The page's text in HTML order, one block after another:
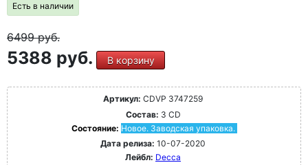
Есть в наличии
6499руб.
5388 руб. В корзину
Артикул: CDVP 3747259
Состав: 3 CD
Состояние: Новое. Заводская упаковка.
Дата релиза: 10-07-2020
Лейбл: Decca